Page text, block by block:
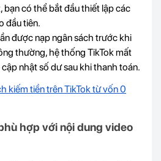
bạn có thể bắt đầu thiết lập các
đầu tiên.
được nạp ngân sách trước khi
thường, hệ thống TikTok mất
nhật số dư sau khi thanh toán.
kiếm tiền trên TikTok từ vốn 0
hợp với nội dung video